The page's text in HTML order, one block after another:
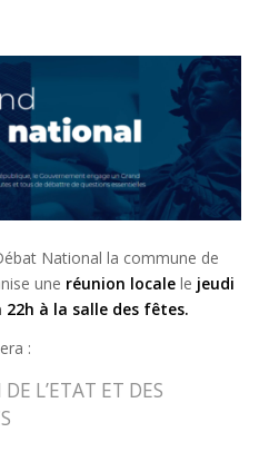
National la commune de
une réunion localele jeudi
22h à la salle des fêtes.
:
L’ETAT ET DES